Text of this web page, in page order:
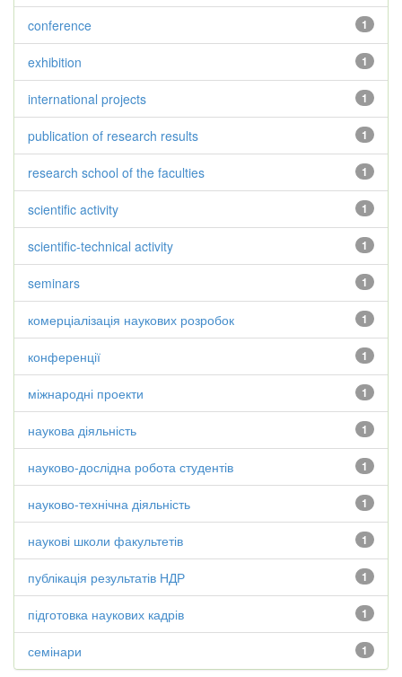
1
conference
1
exhibition
1
international projects
1
publication of research results
1
research school of the faculties
1
scientific activity
1
scientific-technical activity
1
seminars
1
комерціалізація наукових розробок
1
конференції
1
міжнародні проекти
1
наукова діяльність
1
науково-дослідна робота студентів
1
науково-технічна діяльність
1
наукові школи факультетів
1
публікація результатів НДР
1
підготовка наукових кадрів
1
семінари